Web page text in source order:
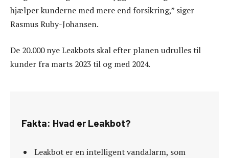
hjælper kunderne med mere end forsikring,” siger
Rasmus Ruby-Johansen.
De 20.000 nye Leakbots skal efter planen udrulles til
kunder fra marts 2023 til og med 2024.
Fakta: Hvad er Leakbot?
Leakbot er en intelligent vandalarm, som